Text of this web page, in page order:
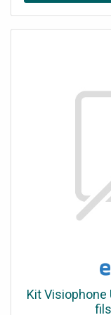
recommended
visit Fairy
days). Route
mapping and
considerations
in the
Kit Visiophone